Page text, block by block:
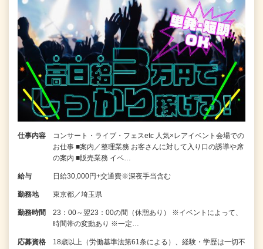
仕事内容
コンサート・ライブ・フェスetc 人気×レアイベント会場での
お仕事 ■案内／整理業務 お客さんに対して入り口の誘導や席
の案内 ■販売業務 イベ…
給与 日給30,000円+交通費※深夜手当含む
勤務地 東京都／埼玉県
勤務時間
23：00～翌23：00の間（休憩あり） ※イベントによって、
時間帯の変動あり ※一定…
応募資格
18歳以上（労働基準法第61条による）、経験・学歴は一切不